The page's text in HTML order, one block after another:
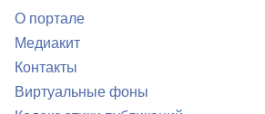
О портале
Медиакит
Контакты
Виртуальные фоны